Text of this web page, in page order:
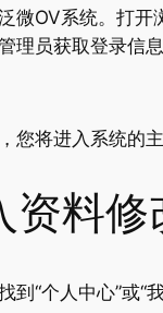
微OV系统。打
理员获取登录信息
您将进入系统的
资料
到“个人中心”或“